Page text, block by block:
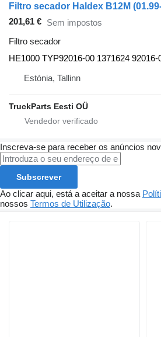
201,61 € Sem impostos
Filtro secador
HE1000 TYP92016-00 1371624 92016-
Estónia, Tallinn
TruckParts Eesti OÜ
Inscreva-se para receber os anúncios
Subscrever
Ao clicar aqui, está a aceitar a nossa
nossos Termos de Utilização.